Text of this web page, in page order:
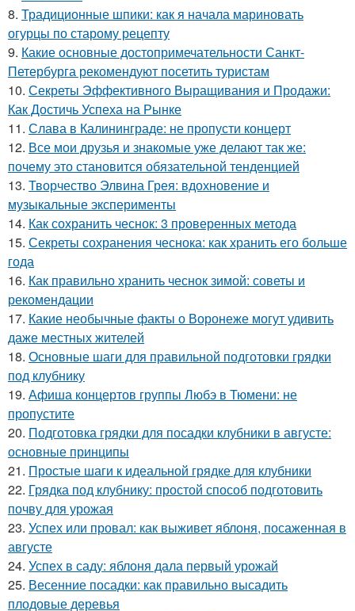
8. Традиционные шпики: как я начала мариновать
огурцы по старому рецепту
9. Какие основные достопримечательности Санкт-
Петербурга рекомендуют посетить туристам
10. Секреты Эффективного Выращивания и Продажи:
Как Достичь Успеха на Рынке
11. Слава в Калининграде: не пропусти концерт
12. Все мои друзья и знакомые уже делают так же:
почему это становится обязательной тенденцией
13. Творчество Элвина Грея: вдохновение и
музыкальные эксперименты
14. Как сохранить чеснок: 3 проверенных метода
15. Секреты сохранения чеснока: как хранить его больше
года
16. Как правильно хранить чеснок зимой: советы и
рекомендации
17. Какие необычные факты о Воронеже могут удивить
даже местных жителей
18. Основные шаги для правильной подготовки грядки
под клубнику
19. Афиша концертов группы Любэ в Тюмени: не
пропустите
20. Подготовка грядки для посадки клубники в августе:
основные принципы
21. Простые шаги к идеальной грядке для клубники
22. Грядка под клубнику: простой способ подготовить
почву для урожая
23. Успех или провал: как выживет яблоня, посаженная в
августе
24. Успех в саду: яблоня дала первый урожай
25. Весенние посадки: как правильно высадить
плодовые деревья